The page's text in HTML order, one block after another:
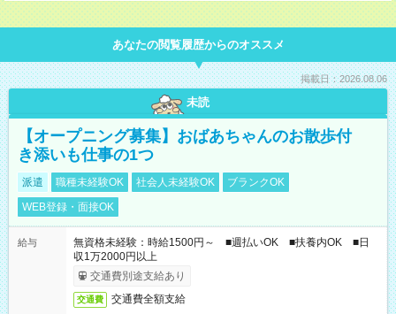
あなたの閲覧履歴からのオススメ
掲載日：2026.08.06
未読
【オープニング募集】おばあちゃんのお散歩付
き添いも仕事の1つ
派遣 職種未経験OK 社会人未経験OK
ブランクOK
WEB登録・面接OK
給与
無資格未経験：時給1500円～ ■週払いOK ■扶養内OK ■日
収1万2000円以上
交通費別途支給あり
交通費 交通費全額支給